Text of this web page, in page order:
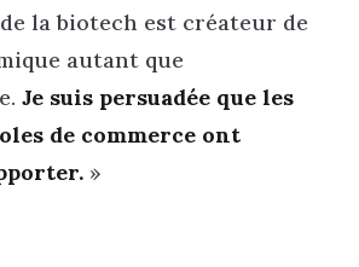
la biotech est créateur de
autant que
Je suis persuadée que les
de commerce ont
»